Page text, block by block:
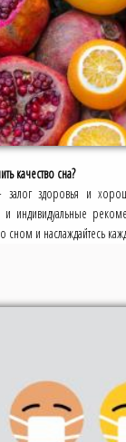
качество сна?
залог здоровья и
и индивидуальные
сном и наслаждайтесь